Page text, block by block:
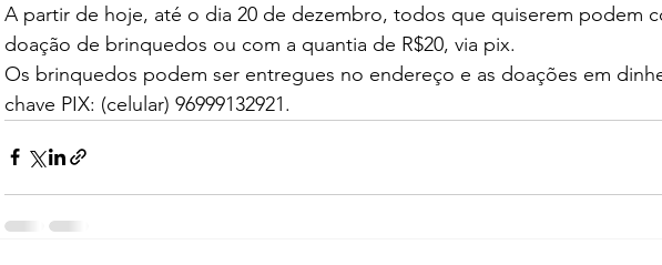
A partir de hoje, até o dia 20 de dezembro, todos que quiserem podem
doação de brinquedos ou com a quantia de R$20, via pix.
Os brinquedos podem ser entregues no endereço e as doações em
chave PIX: (celular) 96999132921.